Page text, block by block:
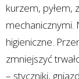
kurzem, pyłem,
mechanicznymi.
higieniczne.
zmniejszyć
– styczniki,